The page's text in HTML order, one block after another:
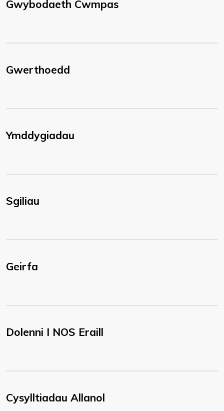
Gwybodaeth Cwmpas
Gwerthoedd
Ymddygiadau
Sgiliau
Geirfa
Dolenni I NOS Eraill
Cysylltiadau Allanol